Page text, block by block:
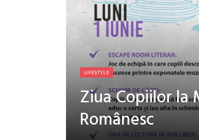
LIFESTYLE
Ziua Copiilor la
Românesc